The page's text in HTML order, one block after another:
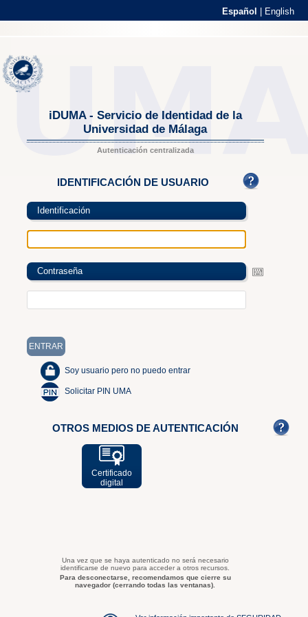
Español English
iDUMA - Servicio de Identidad de la
Universidad de Málaga
Autenticación centralizada
IDENTIFICACIÓN DE USUARIO
Identificación
Contraseña
Soy usuario pero no puedo entrar
Solicitar PIN UMA
OTROS MEDIOS DE AUTENTICACIÓN
Certificado
digital
Una vez que se haya autenticado no será necesario
identificarse de nuevo para acceder a otros recursos.
Para desconectarse, recomendamos que cierre su
navegador (cerrando todas las ventanas).